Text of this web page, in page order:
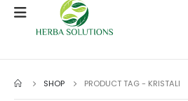
SHOP PRODUCT TAG - KRISTALI